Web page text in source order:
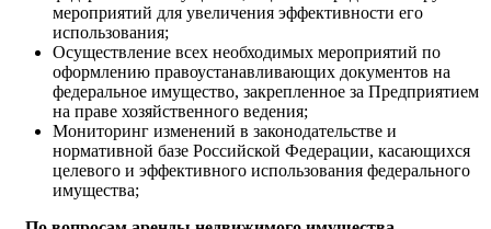
мероприятий для увеличения эффективности его
использования;
Осуществление всех необходимых мероприятий по
оформлению правоустанавливающих документов на
федеральное имущество, закрепленное за Предприятием
на праве хозяйственного ведения;
Мониторинг изменений в законодательстве и
нормативной базе Российской Федерации, касающихся
целевого и эффективного использования федерального
имущества;